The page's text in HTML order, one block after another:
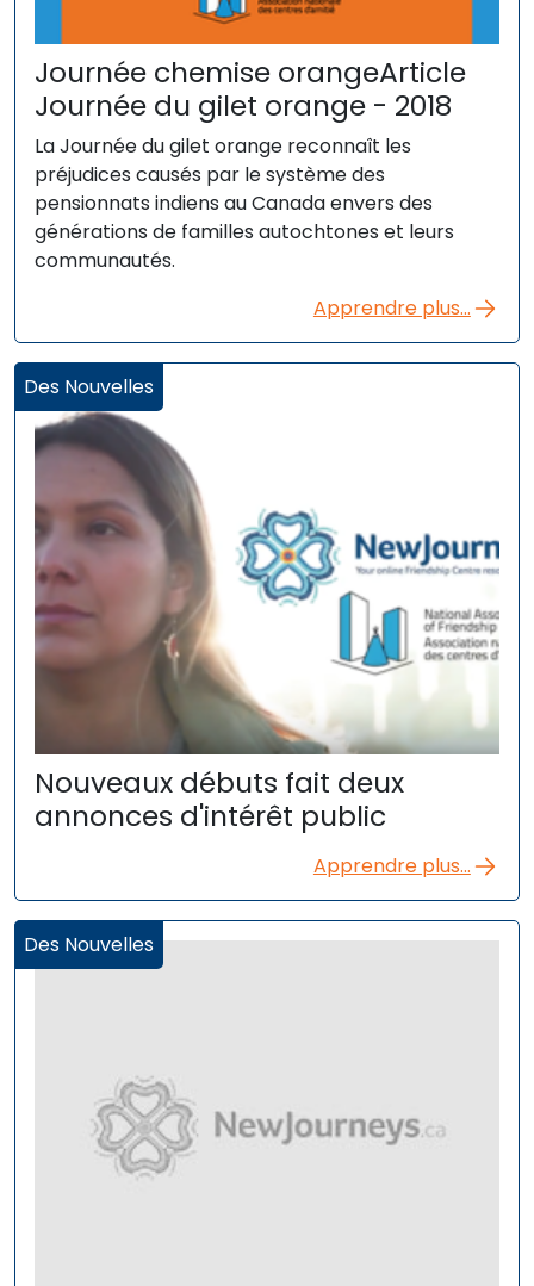
Journée chemise orangeArticle
Journée du gilet orange - 2018
La Journée du gilet orange reconnaît les
préjudices causés par le système des
pensionnats indiens au Canada envers des
générations de familles autochtones et leurs
communautés.
Apprendre plus...
Des Nouvelles
Nouveaux débuts fait deux
annonces d'intérêt public
Apprendre plus...
Des Nouvelles